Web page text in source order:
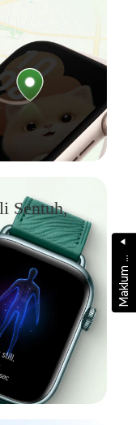
M
a
k
l
u
m
b
a
l
a
s
Sentuh,